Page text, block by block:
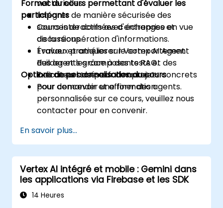
vectorielles.
Intégrer de manière sécurisée des
sources de données d'entreprise en vue
de la récupération d'informations.
Évaluer et améliorer le comportement
des agents grâce à des tests et des
indicateurs de performance.
Format du cours permettant d'évaluer les
participants
Cours interactifs avec échanges et
discussions.
Travaux pratiques sur Vertex AI Agent
Builder et les composants RAG.
Exercices basés sur des projets concrets
pour concevoir et affiner des agents.
Options de personnalisation du cours
Pour demander une formation
personnalisée sur ce cours, veuillez nous
contacter pour en convenir.
En savoir plus...
Vertex AI intégré et mobile : Gemini dans
les applications via Firebase et les SDK
14 Heures